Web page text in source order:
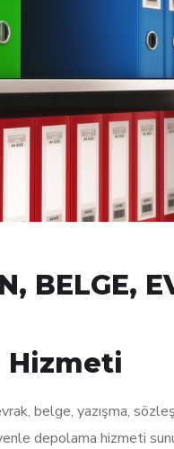
BELGE,
Hizmeti
belge, yazışma,
depolama hizmeti